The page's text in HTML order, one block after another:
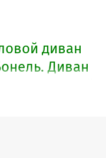
диван
Диван
в обычный